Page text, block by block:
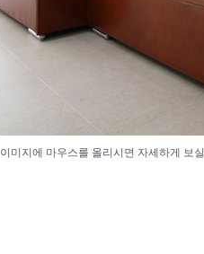
이미지에 마우스를 올리시면 자세하게 보